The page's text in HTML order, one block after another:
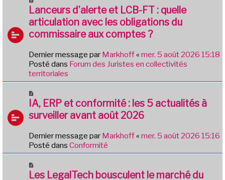
m
e
s
s
g
e
o
u
v
e
u
m
e
s
a
g
Lanceurs d’alerte et LCB-FT : quelle
articulation avec les obligations du
commissaire aux comptes ?
Dernier message par Markhoff« mer. 5 août 2026 15:18
Posté dans Forum des Juristes en collectivités
territoriales
o
u
v
a
u
s
IA, ERP et conformité : les 5 actualités à
surveiller avant août 2026
Dernier message par Markhoff« mer. 5 août 2026 15:16
Posté dans Conformité
o
Les LegalTech bousculent le marché du